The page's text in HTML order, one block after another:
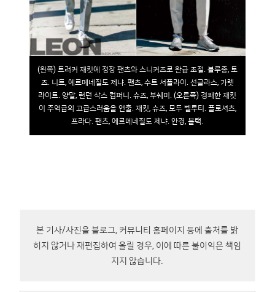
(왼쪽) 트러커 재킷에 정장 팬츠와 스니커즈로 완급 조절. 블루종, 토
즈. 니트, 에르메네질도 제냐. 팬츠, 수트 서플라이. 선글라스, 가렛
라이트. 양말, 런던 삭스 컴퍼니. 슈즈, 부쉐미. (오른쪽) 경쾌한 재킷
이 주역급의 고급스러움을 연출. 재킷, 슈즈, 모두 벨루티. 폴로셔츠,
프라다. 팬츠, 에르메네질도 제냐. 안경, 블랙.
본 기사/사진을 블로그, 커뮤니티 홈페이지 등에 출처를 밝
히지 않거나 재편집하여 올릴 경우, 이에 따른 불이익은 책임
지지 않습니다.